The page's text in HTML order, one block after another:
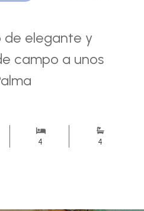
de elegante y
campo a unos
4 4